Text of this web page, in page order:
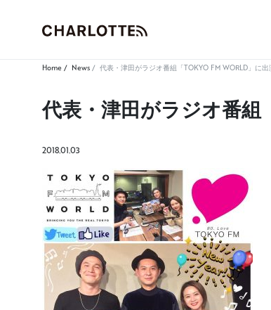
Home News 代表・津田がラジオ番組「TOKYO FM WORLD」に
代表・津田がラジオ番
2018.01.03